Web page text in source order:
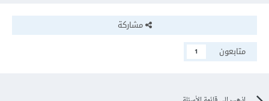
مشاركة
متابعون
1